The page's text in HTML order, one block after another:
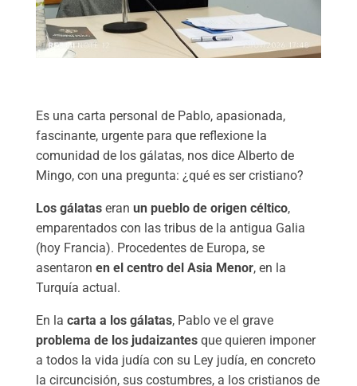
Es una carta personal de Pablo, apasionada,
fascinante, urgente para que reflexione la
comunidad de los gálatas, nos dice Alberto de
Mingo, con una pregunta: ¿qué es ser cristiano?
Los gálataseran un pueblo de origen céltico,
emparentados con las tribus de la antigua Galia
(hoy Francia). Procedentes de Europa, se
asentaron en el centro del Asia Menor, en la
Turquía actual.
En la carta a los gálatas, Pablo ve el grave
problema de los judaizantesque quieren imponer
a todos la vida judía con su Ley judía, en concreto
la circuncisión, sus costumbres, a los cristianos de